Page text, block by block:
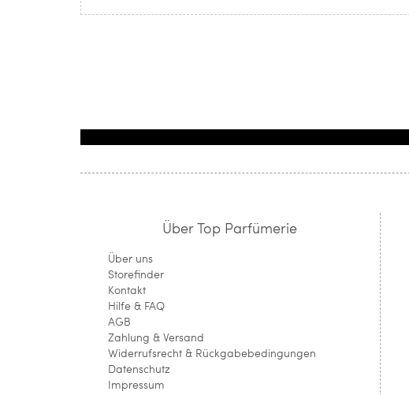
Über Top Parfümerie
Über uns
Storefinder
Kontakt
Hilfe & FAQ
AGB
Zahlung & Versand
Widerrufsrecht & Rückgabebedingungen
Datenschutz
Impressum